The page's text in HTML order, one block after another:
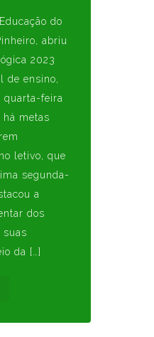
do
abriu
2023
de ensino,
quarta-feira
há metas
letivo, que
segunda-
a
dos
suas
da […]